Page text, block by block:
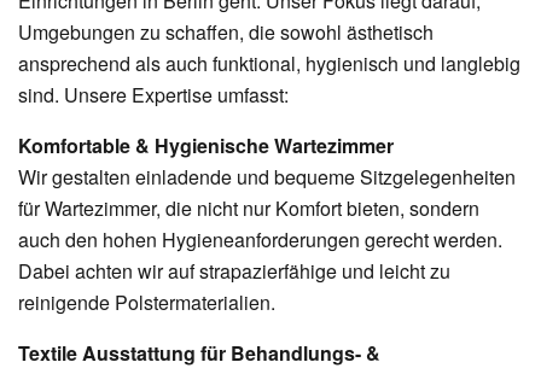
Umgebungen zu schaffen, die sowohl ästhetisch
ansprechend als auch funktional, hygienisch und langlebig
sind. Unsere Expertise umfasst:
Komfortable & Hygienische Wartezimmer
Wir gestalten einladende und bequeme Sitzgelegenheiten
für Wartezimmer, die nicht nur Komfort bieten, sondern
auch den hohen Hygieneanforderungen gerecht werden.
Dabei achten wir auf strapazierfähige und leicht zu
reinigende Polstermaterialien.
Textile Ausstattung für Behandlungs- &